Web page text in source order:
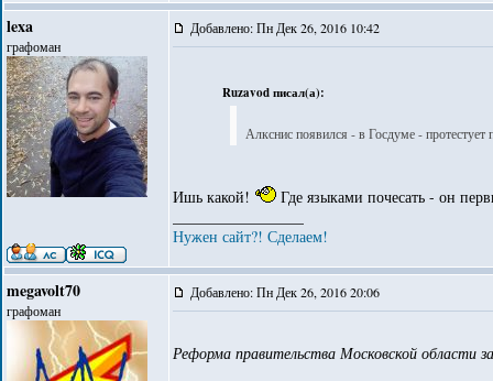
lexa
графоман
Добавлено: Пн Дек 26, 2016 10:42
Ruzavod писал(а):
Алкснис появился - в Госдуме - протестует
Ишь какой!
Где языками почесать - он
Нужен сайт?! Сделаем!
megavolt70
графоман
Добавлено: Пн Дек 26, 2016 20:06
Реформа правительства Московской области